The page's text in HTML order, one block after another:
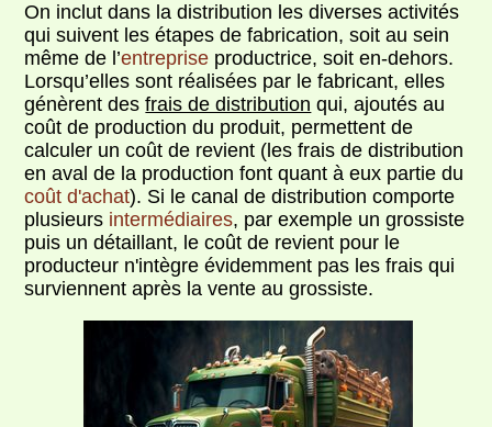
On inclut dans la distribution les diverses activités
qui suivent les étapes de fabrication, soit au sein
même de l’entreprise productrice, soit en-dehors.
Lorsqu’elles sont réalisées par le fabricant, elles
génèrent desfrais de distribution qui, ajoutés au
coût de production du produit, permettent de
calculer un coût de revient (les frais de distribution
en aval de la production font quant à eux partie du
coût d'achat). Si le canal de distribution comporte
plusieurs intermédiaires, par exemple un grossiste
puis un détaillant, le coût de revient pour le
producteur n'intègre évidemment pas les frais qui
surviennent après la vente au grossiste.